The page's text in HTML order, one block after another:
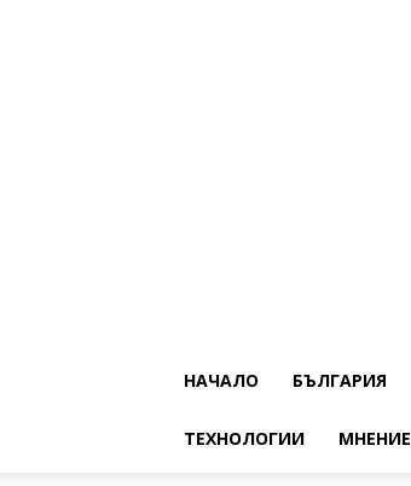
НАЧАЛО БЪЛГАРИЯ
ТЕХНОЛОГИИ МНЕНИЕ